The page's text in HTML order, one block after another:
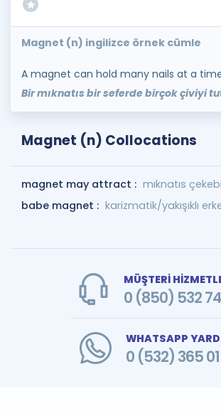
Magnet (n) ingilizce örnek cümle
A magnet can hold many nails at a
Bir mıknatıs bir seferde birçok çiviyi
Magnet (n) Collocations
magnet may attract : mıknatıs
babe magnet : karizmatik/yakışıklı
MÜŞTERİ
0 (850) 532
WHATSAPP
0 (532) 365